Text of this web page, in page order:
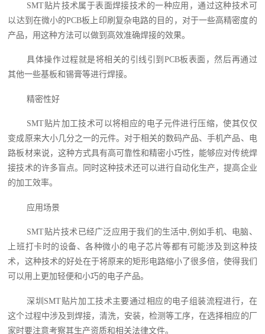
SMT贴片技术属于表面焊接技术的一种应用，通过这种技术可
以达到在微小的PCB板上印刷复杂电路的目的，对于一些高精密度的
产品，用这种方法可以做到高效准确焊接的效果。
具体操作过程就是将相关的引线引到PCB板表面，然后再通过
其他一些基板和锡膏等进行焊接。
精密性好
SMT贴片加工技术可以将相应的电子元件进行压缩，使其仅仅
变成原来大小几分之一的元件。对于相关的数码产品、手机产品、电
路板材来说，这种方式具有高可靠性和精密小巧性，能够应对传统焊
接技术的许多盲点。同时这种技术还可以进行自动化生产，提高企业
的加工效率。
应用场景
SMT贴片技术已经广泛应用于我们的生活中,例如手机、电脑、
上班打卡时的设备、各种微小的电子芯片等都有可能涉及到这种技
术，这种技术的好处在于将原来的矩形电路缩小了很多倍，使得我们
可以用上更加轻便和小巧的电子产品。
深圳SMT贴片加工技术主要通过相应的电子组装流程进行，在
这个过程中涉及到焊接，清洗，安装，检测等工序，在选择相应的厂
家时要注意考察其生产资质和相关法律文件。